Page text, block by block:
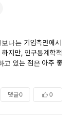
다는 기업측면에서
지만, 인구통계학적
고 있는 점은 아주 좋
댓글0 0